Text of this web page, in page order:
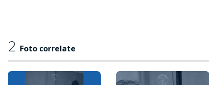
2 Foto correlate